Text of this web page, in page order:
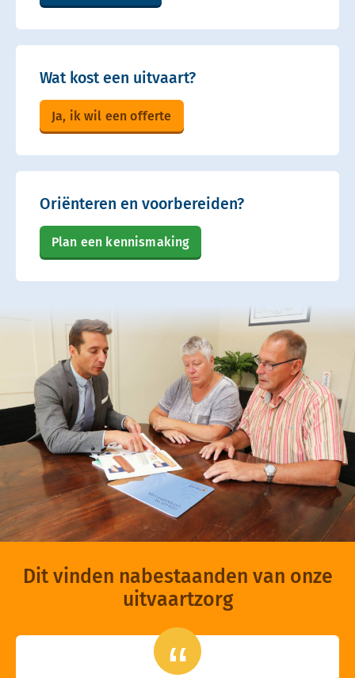
Wat kost een uitvaart?
Ja, ik wil een offerte
Oriënteren en voorbereiden?
Plan een kennismaking
Dit vinden nabestaanden van onze
uitvaartzorg